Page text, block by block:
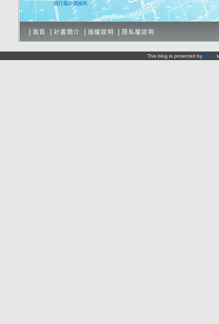
飛行場の測候所
首頁 計畫簡介 版權說明 隱私權說明
This blog is protected by Dave